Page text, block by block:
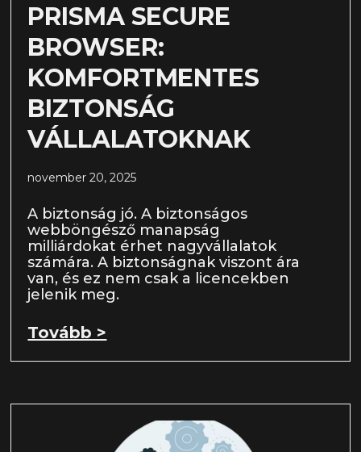
PRISMA SECURE
BROWSER:
KOMFORTMENTES
BIZTONSÁG
VÁLLALATOKNAK
november 20, 2025
A biztonság jó. A biztonságos
webböngésző manapság
milliárdokat érhet nagyvállalatok
számára. A biztonságnak viszont ára
van, és ez nem csak a licencekben
jelenik meg.
Tovább >